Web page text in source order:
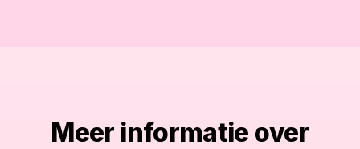
Meer informatie over